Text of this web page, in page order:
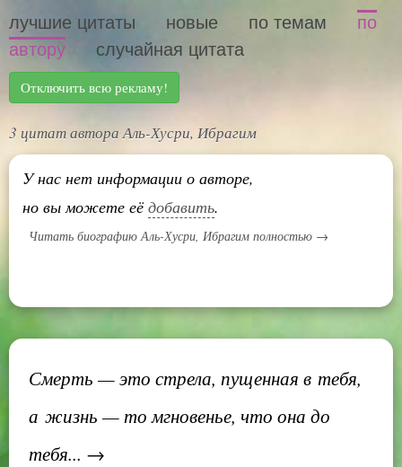
лучшие цитаты новые по темам
по
автору
случайная цитата
Отключить всю рекламу!
3 цитат автора Аль-Хусри, Ибрагим
У нас нет информации о авторе,
но вы можете её добавить.
Читать биографию Аль-Хусри, Ибрагим полностью →
Смерть — это стрела, пущенная в тебя,
а жизнь — то мгновенье, что она до
тебя... →